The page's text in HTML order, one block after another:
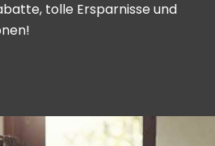
tolle Ersparnisse und